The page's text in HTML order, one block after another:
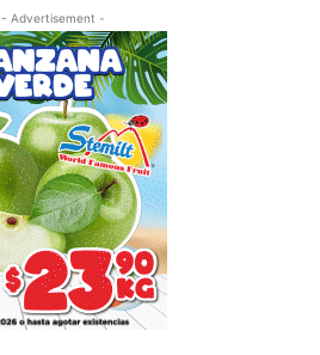
- Advertisement -